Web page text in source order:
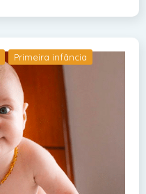
Primeira infância